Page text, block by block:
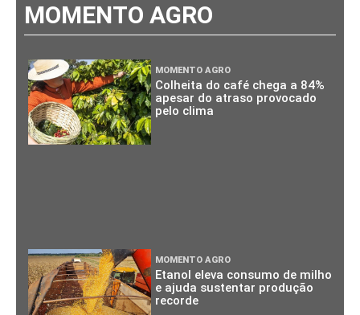
MOMENTO AGRO
MOMENTO AGRO
Colheita do café chega a 84%
apesar do atraso provocado
pelo clima
MOMENTO AGRO
Etanol eleva consumo de milho
e ajuda sustentar produção
recorde